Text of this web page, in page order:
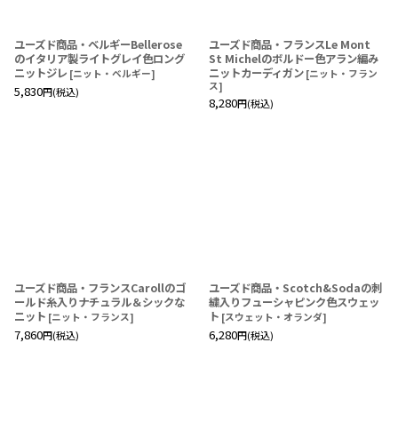
ユーズド商品・ベルギーBellerose
のイタリア製ライトグレイ色ロング
ニットジレ [ニット・ベルギー]
5,830円(税込)
ユーズド商品・フランスLe Mont
St Michelのボルドー色アラン編み
ニットカーディガン [ニット・フラン
ス]
8,280円(税込)
ユーズド商品・フランスCarollのゴ
ールド糸入りナチュラル＆シックな
ニット [ニット・フランス]
7,860円(税込)
ユーズド商品・Scotch&Sodaの刺
繍入りフューシャピンク色スウェッ
ト [スウェット・オランダ]
6,280円(税込)